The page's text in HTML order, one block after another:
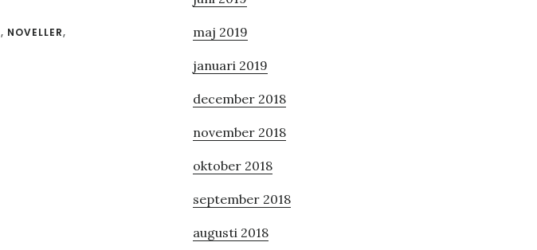
, NOVELLER,
maj 2019
januari 2019
december 2018
november 2018
oktober 2018
september 2018
augusti 2018